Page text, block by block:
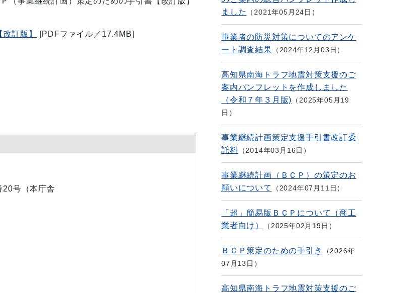
訂版】 [PDFファイル／17.4MB]
号（本庁舎
ました
2021年05月24日
事業者の防災対策についてのアンケ
ート調査結果
2024年12月03日
高知県南海トラフ地震対策支援のご
案内パンフレットを作成しました
（令和７年３月版)
2025年05月19
日
事業継続計画策定支援手引書改訂委
託料
2014年03月16日
事業継続計画（ＢＣＰ）の策定のお
願いについて
2024年07月11日
「超」簡易版ＢＣＰについて（商工
業者向け）
2025年02月19日
ＢＣＰ策定のための手引き
2026年
07月13日
高知県南海トラフ地震対策支援のご